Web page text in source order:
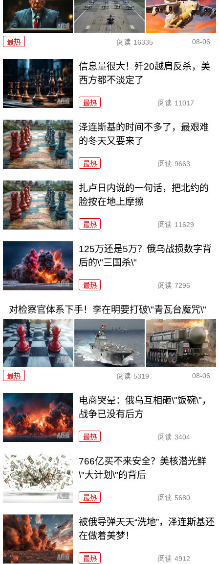
最热 阅读 16335 08-06
信息量很大！歼20越肩反杀，美
西方都不淡定了
最热 阅读 11017
泽连斯基的时间不多了，最艰难
的冬天又要来了
最热 阅读 9663
扎卢日内说的一句话，把北约的
脸按在地上摩擦
最热 阅读 11629
125万还是5万？俄乌战损数字背
后的\"三国杀\"
最热 阅读 7295
对检察官体系下手！李在明要打破\"青瓦台魔咒\"
最热 阅读 5319 08-06
电商哭晕：俄乌互相砸\"饭碗\"，
战争已没有后方
最热 阅读 3404
766亿买不来安全？美核潜光鲜
\"大计划\"的背后
最热 阅读 5680
被俄导弹天天“洗地”，泽连斯基还
在做着美梦！
最热 阅读 4912